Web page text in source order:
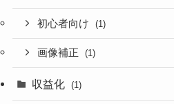
初心者向け (1)
画像補正 (1)
収益化 (1)